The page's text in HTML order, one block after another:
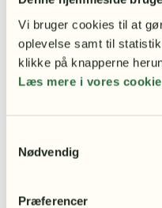
Vi bruger cookies til at
oplevelse samt til
klikke på knapperne
Læs mere i vores
Nødvendig
Præferencer
Mulepose –
149,00kr.